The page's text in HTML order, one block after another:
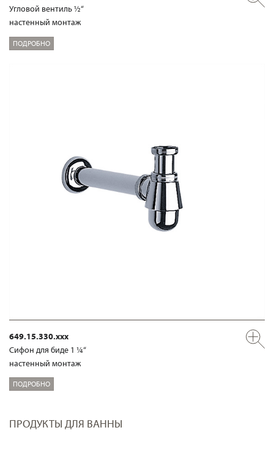
Угловой вентиль ½“
настенный монтаж
ПОДРОБНО
649.15.330.xxx
Сифон для биде 1 ¼“
настенный монтаж
ПОДРОБНО
ПРОДУКТЫ ДЛЯ ВАННЫ